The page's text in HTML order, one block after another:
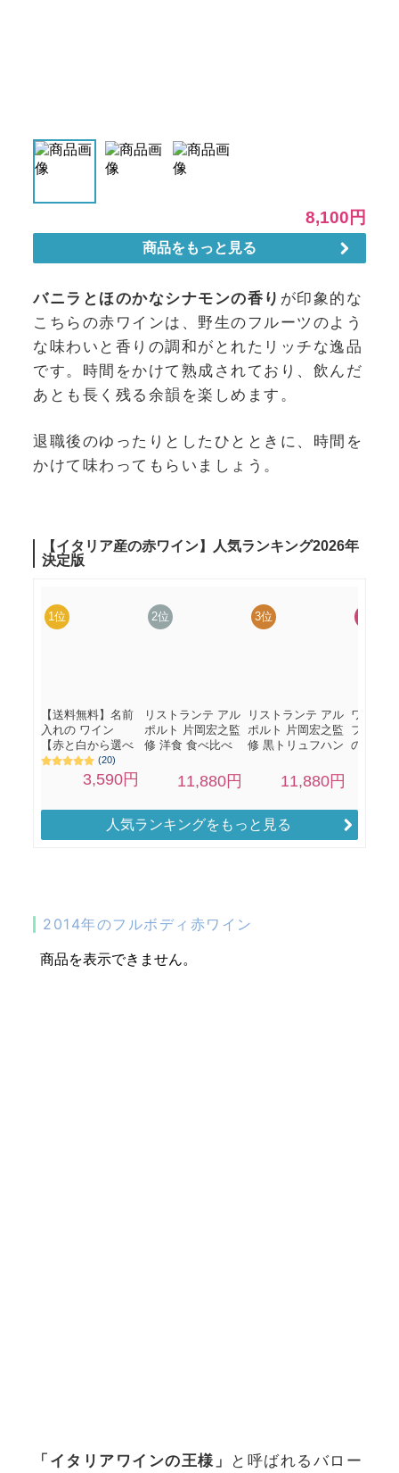
バニラとほのかなシナモンの香り が印象的な
こちらの赤ワインは、野生のフルーツのよう
な味わいと香りの調和がとれたリッチな逸品
です。時間をかけて熟成されており、飲んだ
あとも長く残る余韻を楽しめます。
退職後のゆったりとしたひとときに、時間を
かけて味わってもらいましょう。
人気ランキングをもっと見る
2014年のフルボディ赤ワイン
「イタリアワインの王様」 と呼ばれるバロー